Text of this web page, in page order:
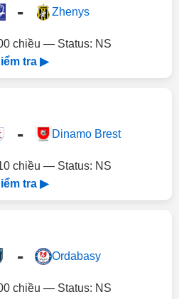
- Zhenys
chiều — Status: NS
tra ▶
- Dinamo Brest
chiều — Status: NS
tra ▶
- Ordabasy
chiều — Status: NS